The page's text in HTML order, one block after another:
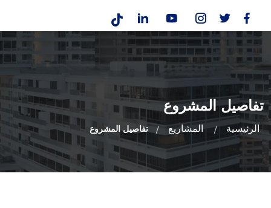
تفاصيل المشروع
الرئيسية المشاريع تفاصيل المشروع